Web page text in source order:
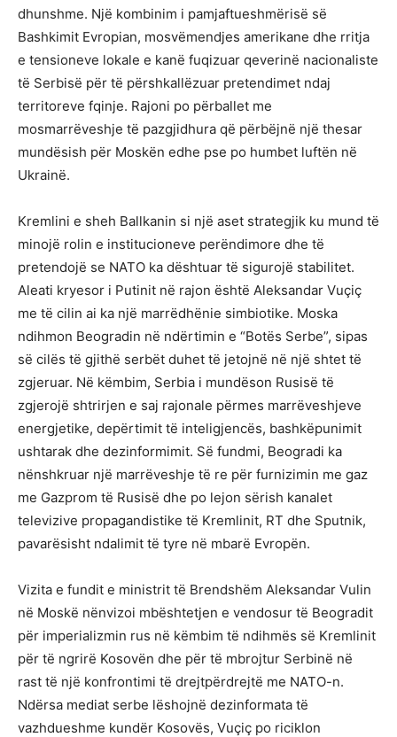
dhunshme. Një kombinim i pamjaftueshmërisë së
Bashkimit Evropian, mosvëmendjes amerikane dhe rritja
e tensioneve lokale e kanë fuqizuar qeverinë nacionaliste
të Serbisë për të përshkallëzuar pretendimet ndaj
territoreve fqinje. Rajoni po përballet me
mosmarrëveshje të pazgjidhura që përbëjnë një thesar
mundësish për Moskën edhe pse po humbet luftën në
Ukrainë.
Kremlini e sheh Ballkanin si një aset strategjik ku mund të
minojë rolin e institucioneve perëndimore dhe të
pretendojë se NATO ka dështuar të sigurojë stabilitet.
Aleati kryesor i Putinit në rajon është Aleksandar Vuçiç
me të cilin ai ka një marrëdhënie simbiotike. Moska
ndihmon Beogradin në ndërtimin e “Botës Serbe”, sipas
së cilës të gjithë serbët duhet të jetojnë në një shtet të
zgjeruar. Në këmbim, Serbia i mundëson Rusisë të
zgjerojë shtrirjen e saj rajonale përmes marrëveshjeve
energjetike, depërtimit të inteligjencës, bashkëpunimit
ushtarak dhe dezinformimit. Së fundmi, Beogradi ka
nënshkruar një marrëveshje të re për furnizimin me gaz
me Gazprom të Rusisë dhe po lejon sërish kanalet
televizive propagandistike të Kremlinit, RT dhe Sputnik,
pavarësisht ndalimit të tyre në mbarë Evropën.
Vizita e fundit e ministrit të Brendshëm Aleksandar Vulin
në Moskë nënvizoi mbështetjen e vendosur të Beogradit
për imperializmin rus në këmbim të ndihmës së Kremlinit
për të ngrirë Kosovën dhe për të mbrojtur Serbinë në
rast të një konfrontimi të drejtpërdrejtë me NATO-n.
Ndërsa mediat serbe lëshojnë dezinformata të
vazhdueshme kundër Kosovës, Vuçiç po riciklon